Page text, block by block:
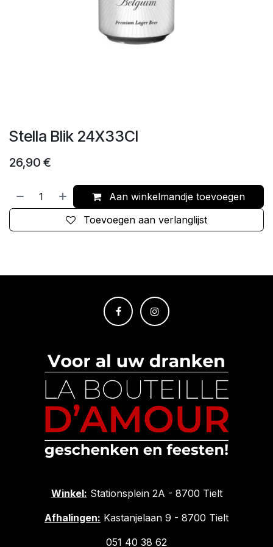
Stella Blik 24X33Cl
26,90 €
Aan winkelmandje toevoegen
Toevoegen aan verlanglijst
Winkel: Stationsplein 2A - 8700 Tielt
Afhalingen: Kastanjelaan 9 - 8700 Tielt
051 40 38 62